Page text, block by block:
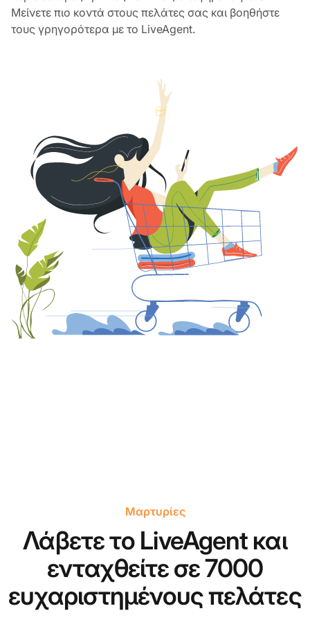
Μείνετε πιο κοντά στους πελάτες σας και βοηθήστε
τους γρηγορότερα με το LiveAgent.
Μαρτυρίες
Λάβετε το LiveAgent και
ενταχθείτε σε 7000
ευχαριστημένους πελάτες